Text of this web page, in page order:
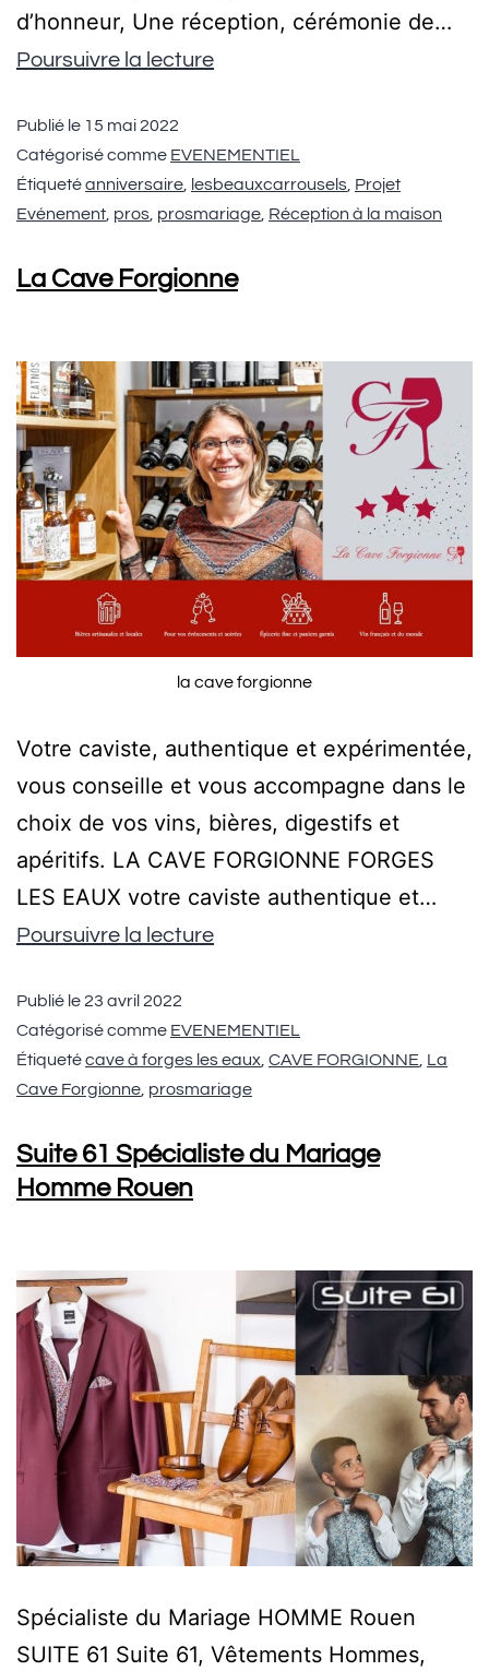
d’honneur, Une réception, cérémonie de…
Poursuivre la lecture
Publié le 15 mai 2022
Catégorisé comme EVENEMENTIEL
Étiquetéanniversaire, lesbeauxcarrousels, Projet
Evénement, pros, prosmariage, Réception à la maison
La Cave Forgionne
la cave forgionne
Votre caviste, authentique et expérimentée,
vous conseille et vous accompagne dans le
choix de vos vins, bières, digestifs et
apéritifs. LA CAVE FORGIONNE FORGES
LES EAUX votre caviste authentique et…
Poursuivre la lecture
Publié le23 avril 2022
Catégorisé comme EVENEMENTIEL
Étiquetécave à forges les eaux, CAVE FORGIONNE, La
Cave Forgionne, prosmariage
Suite 61 Spécialiste du Mariage
Homme Rouen
Spécialiste du Mariage HOMME Rouen
SUITE 61 Suite 61, Vêtements Hommes,